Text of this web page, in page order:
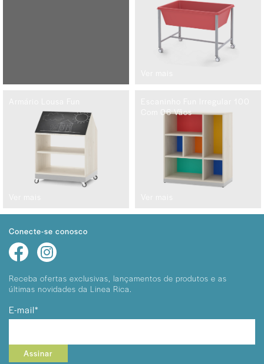
Com 06 Vãos
Conecte-se conosco
Receba ofertas exclusivas, lançamentos de produtos e as
últimas novidades da Linea Rica.
E-mail*
Assinar